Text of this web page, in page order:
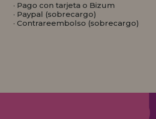
· Pago con tarjeta o Bizum
· Paypal (sobrecargo)
· Contrareembolso (sobrecargo)